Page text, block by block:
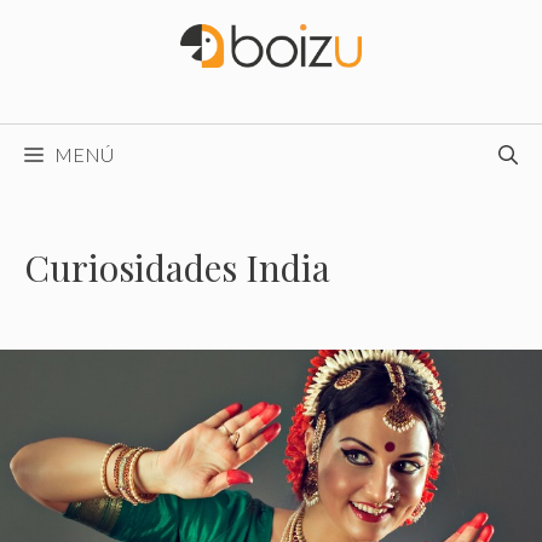
MENÚ
Curiosidades India